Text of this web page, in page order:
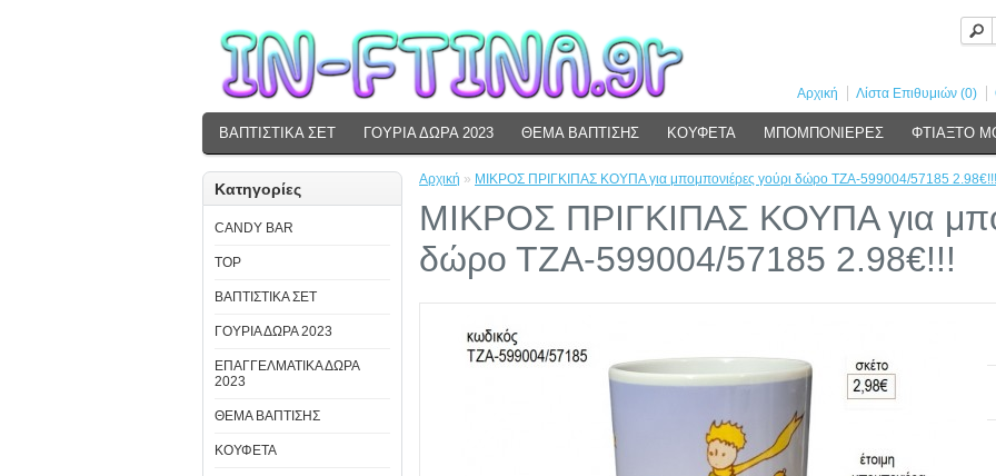
Αρχική Λίστα Επιθυμιών (0)
ΒΑΠΤΙΣΤΙΚΑ ΣΕΤ ΓΟΥΡΙΑ ΔΩΡΑ 2023 ΘΕΜΑ ΒΑΠΤΙΣΗΣ ΚΟΥΦΕΤΑ ΜΠΟΜΠΟΝΙΕΡΕΣ ΦΤΙΑΞΤΟ
Κατηγορίες
CANDY BAR
TOP
ΒΑΠΤΙΣΤΙΚΑ ΣΕΤ
ΓΟΥΡΙΑ ΔΩΡΑ 2023
ΕΠΑΓΓΕΛΜΑΤΙΚΑ ΔΩΡΑ
2023
ΘΕΜΑ ΒΑΠΤΙΣΗΣ
ΚΟΥΦΕΤΑ
Αρχική » ΜΙΚΡΟΣ ΠΡΙΓΚΙΠΑΣ ΚΟΥΠΑ για μπομπονιέρες γούρι δώρο ΤΖΑ-599004/57185 2.98€!!!
ΜΙΚΡΟΣ ΠΡΙΓΚΙΠΑΣ ΚΟΥΠΑ για
δώρο ΤΖΑ-599004/57185 2.98€!!!